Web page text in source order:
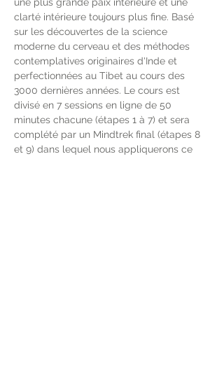
clarté intérieure toujours plus fine. Basé
sur les découvertes de la science
moderne du cerveau et des méthodes
contemplatives originaires d'Inde et
perfectionnées au Tibet au cours des
3000 dernières années. Le cours est
divisé en 7 sessions en ligne de 50
minutes chacune (étapes 1 à 7) et sera
complété par un Mindtrek final (étapes 8
et 9) dans lequel nous appliquerons ce